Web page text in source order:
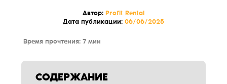
Дата публикации: 06/06/2025
Автор: Profit Rental
Время прочтения: 7 мин
СОДЕРЖАНИЕ